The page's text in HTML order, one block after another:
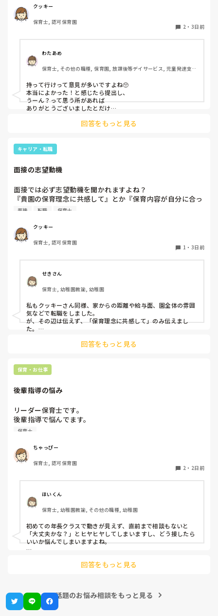
問しましたが、見学なので特にありませんとのこと
このような場合は本当に見学だけで終了なのでしょうか？
でしょうか？
クッキー
保育士, 認可保育園
2 ・ 3日前
わたあめ
保育士, その他の職種, 保育園, 放課後等デイサービス, 児童発達支援
持って行けって意見が多いですよね🥺
本当によかった！と感じたら提出し、
うーん？って思う所があれば
ありがとうございましたとだけ
回答をもっと見る
キャリア・転職
面接の志望動機
面接では必ず志望動機を聞かれますよね？
『貴園の保育理念に共感して』とか『保育内容が自分に合っ
てると思いました』等々が多いかと思いますが、実際はどう
私自身、園の雰囲気とか園の規模、保育内容は勘案しますが
正直なところ、家から通いやすいか、給与はどうか…という
ところに重きを置いています
皆さんは、志望動機をどのように答えていますか？また、本
音はどうですか？
面接 転職 保育士
クッキー
保育士, 認可保育園
1 ・ 3日前
せきさん
保育士, 幼稚園教諭, 幼稚園
私もクッキーさん同様、家からの距離や給与面、園全体の雰囲
気などで転職をしました。
が、その辺は伝えず、「保育理念に共感して」のみ伝えまし
た。
回答をもっと見る
保育・お仕事
後輩指導の悩み
リーダー保育士です。
後輩指導で悩んでます。
初めて年長を持つ後輩がいますが
いで様子見てると直前になるまで何もアクションがなかった
り
他の職員に聞いてる様子もなくて
よほど自分に聞きづらいのか、聞く必要性さえ感じないの
か、もうよくわからないです。
対応にも悩みます。
保育士
ちゃっぴー
保育士, 認可保育園
2 ・ 2日前
ほいくん
保育士, 幼稚園教諭, その他の職種, 幼稚園
初めての年長クラスで動きが見えず、直前まで相談もないと
「大丈夫かな？」とヒヤヒヤしてしまいますし、どう接したら
いいか悩んでしまいますよね。
「こんなこと聞いたら迷惑かな」と抱え込んでいるケースがと
件、どこまで進んだ？」「困ってることない？」と具体的に声
をかけて進捗を確認する仕組みを作ってみてください。
回答をもっと見る
話題のお悩み相談をもっと見る